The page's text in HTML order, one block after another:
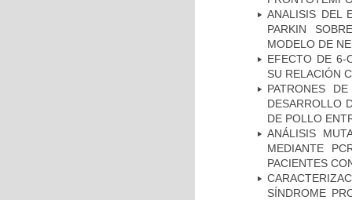
ANALISIS DEL
PARKIN
MODELO DE
EFECTO DE 6-
SU RELACIÓN
PATRONES
DESARROLLO
DE POLLO
ANÁLISIS
MEDIANTE
PACIENTES
SÍNDROME